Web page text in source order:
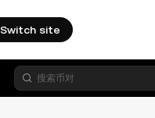
Switch site